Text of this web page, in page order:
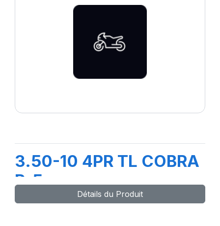
3.50-10 4PR TL COBRA
R-5
Détails du Produit